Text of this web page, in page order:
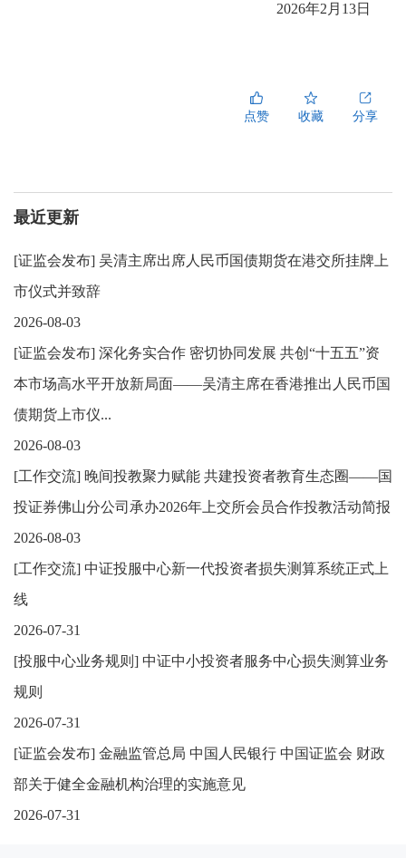
2026年2月13日
点赞 收藏 分享
最近更新
[证监会发布] 吴清主席出席人民币国债期货在港交所挂牌上
市仪式并致辞
2026-08-03
[证监会发布] 深化务实合作 密切协同发展 共创“十五五”资
本市场高水平开放新局面——吴清主席在香港推出人民币国
债期货上市仪...
2026-08-03
[工作交流] 晚间投教聚力赋能 共建投资者教育生态圈——国
投证券佛山分公司承办2026年上交所会员合作投教活动简报
2026-08-03
[工作交流] 中证投服中心新一代投资者损失测算系统正式上
线
2026-07-31
[投服中心业务规则 ] 中证中小投资者服务中心损失测算业务
规则
2026-07-31
[证监会发布] 金融监管总局 中国人民银行 中国证监会 财政
部关于健全金融机构治理的实施意见
2026-07-31